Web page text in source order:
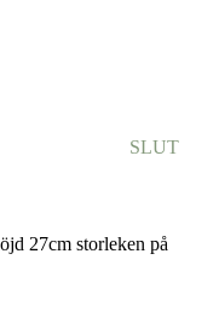
SLUT
27cm storleken på